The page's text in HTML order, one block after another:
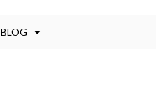
BLOG